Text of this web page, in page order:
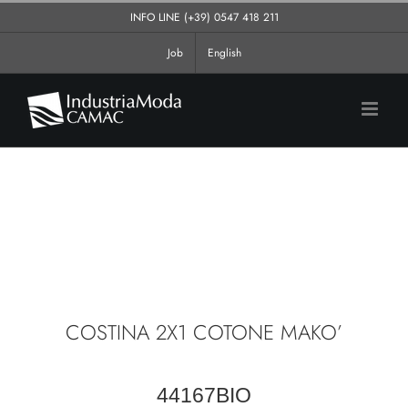
INFO LINE (+39) 0547 418 211
Job English
COSTINA 2X1 COTONE MAKO’
44167BIO